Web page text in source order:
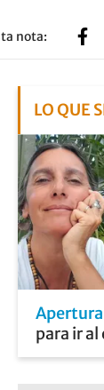
nota:
LO QUE
Apertura
para ir